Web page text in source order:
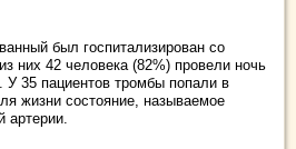
был госпитализирован со
них 42 человека (82%) провели ночь
У 35 пациентов тромбы попали в
жизни состояние, называемое
артерии.